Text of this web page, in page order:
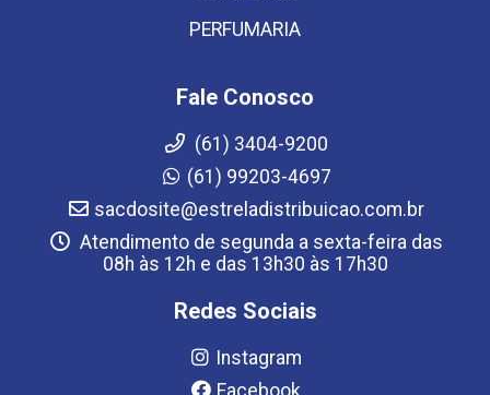
PERFUMARIA
Fale Conosco
(61) 3404-9200
(61) 99203-4697
sacdosite@estreladistribuicao.com.br
Atendimento de segunda a sexta-feira das
08h às 12h e das 13h30 às 17h30
Redes Sociais
Instagram
Facebook